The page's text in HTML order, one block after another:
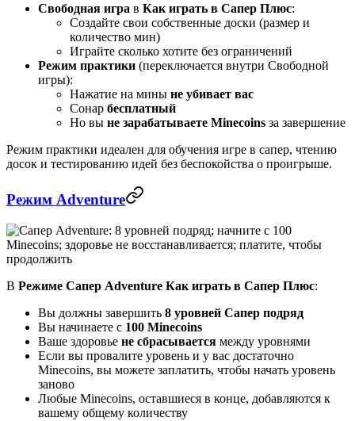
Свободная игра в Как играть в Сапер Плюс:
Создайте свои собственные доски (размер и
количество мин)
Играйте сколько хотите без ограничений
Режим практики (переключается внутри Свободной
игры):
Нажатие на мины не убивает вас
Сонар бесплатный
Но вы не зарабатываете Minecoins за завершение
Режим практики идеален для обучения игре в сапер, чтению
досок и тестированию идей без беспокойства о проигрыше.
Режим Adventure
В Режиме Сапер Adventure Как играть в Сапер Плюс:
Вы должны завершить 8 уровней Сапер подряд
Вы начинаете с 100 Minecoins
Ваше здоровье не сбрасывается между уровнями
Если вы провалите уровень и у вас достаточно
Minecoins, вы можете заплатить, чтобы начать уровень
заново
Любые Minecoins, оставшиеся в конце, добавляются к
вашему общему количеству